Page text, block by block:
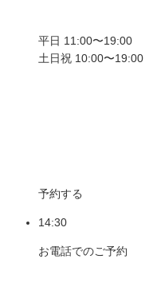
平日 11:00〜19:00
土日祝 10:00〜19:00
予約する
14:30
お電話でのご予約